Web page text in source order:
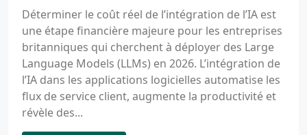
Déterminer le coût réel de l’intégration de l’IA est
une étape financière majeure pour les entreprises
britanniques qui cherchent à déployer des Large
Language Models (LLMs) en 2026. L’intégration de
l’IA dans les applications logicielles automatise les
flux de service client, augmente la productivité et
révèle des...